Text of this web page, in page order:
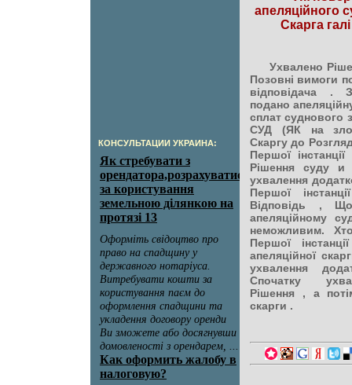
КОНСУЛЬТАЦИИ УКРАИНА:
апеляційного
Скарга
Ухвалено
Позовні вимоги
відповідача .
подано
сплат
СУД (ЯК на зло)
Скаргу до
Першої
Рішення суду
ухвалення
Першої
Відповідь ,
апеляційному
неможливим.
Першої
апеляційної
ухвалення
Спочатку
Рішення , а
скарги .